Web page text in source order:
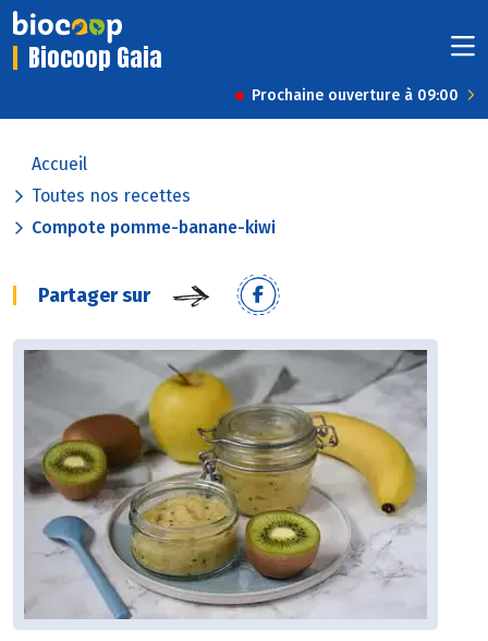
Biocoop Gaia
Prochaine ouverture à 09:00
Accueil
Toutes nos recettes
Compote pomme-banane-kiwi
Partager sur